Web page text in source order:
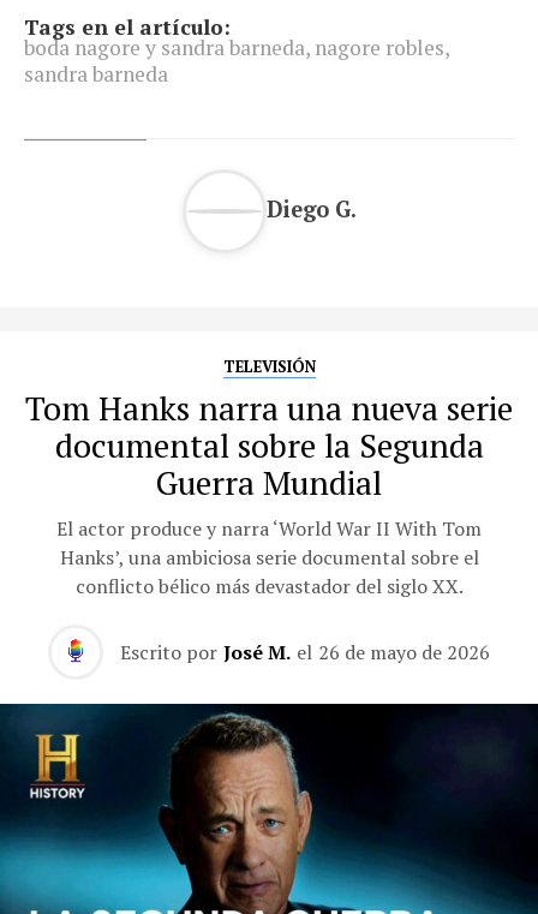
Tags en el artículo:
boda nagore y sandra barneda, nagore robles,
sandra barneda
Diego G.
TELEVISIÓN
Tom Hanks narra una nueva serie
documental sobre la Segunda
Guerra Mundial
El actor produce y narra ‘World War II With Tom
Hanks’, una ambiciosa serie documental sobre el
conflicto bélico más devastador del siglo XX.
Escrito por José M. el 26 de mayo de 2026